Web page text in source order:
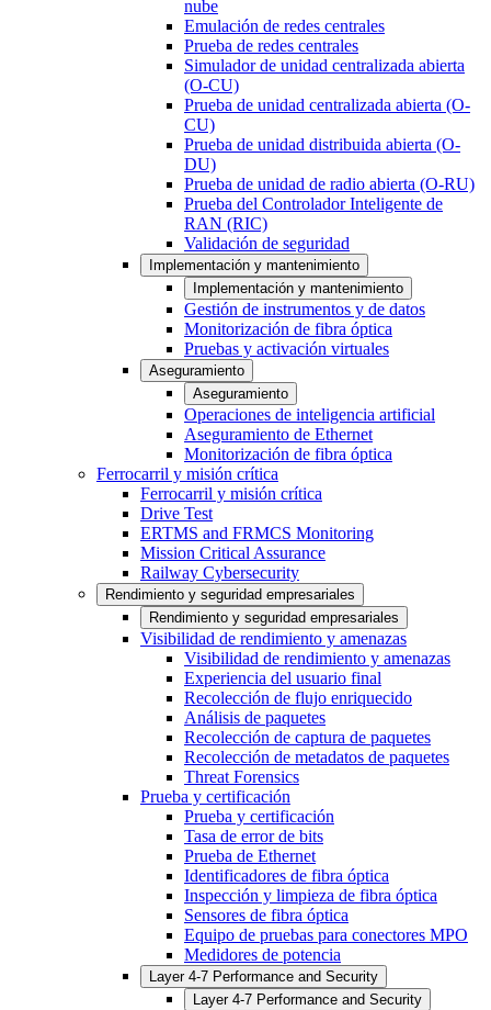
nube
Emulación de redes centrales
Prueba de redes centrales
Simulador de unidad centralizada abierta
(O-CU)
Prueba de unidad centralizada abierta (O-
CU)
Prueba de unidad distribuida abierta (O-
DU)
Prueba de unidad de radio abierta (O-RU)
Prueba del Controlador Inteligente de
RAN (RIC)
Validación de seguridad
Implementación y mantenimiento
Implementación y mantenimiento
Gestión de instrumentos y de datos
Monitorización de fibra óptica
Pruebas y activación virtuales
Aseguramiento
Aseguramiento
Operaciones de inteligencia artificial
Aseguramiento de Ethernet
Monitorización de fibra óptica
Ferrocarril y misión crítica
Ferrocarril y misión crítica
Drive Test
ERTMS and FRMCS Monitoring
Mission Critical Assurance
Railway Cybersecurity
Rendimiento y seguridad empresariales
Rendimiento y seguridad empresariales
Visibilidad de rendimiento y amenazas
Visibilidad de rendimiento y amenazas
Experiencia del usuario final
Recolección de flujo enriquecido
Análisis de paquetes
Recolección de captura de paquetes
Recolección de metadatos de paquetes
Threat Forensics
Prueba y certificación
Prueba y certificación
Tasa de error de bits
Prueba de Ethernet
Identificadores de fibra óptica
Inspección y limpieza de fibra óptica
Sensores de fibra óptica
Equipo de pruebas para conectores MPO
Medidores de potencia
Layer 4-7 Performance and Security
Layer 4-7 Performance and Security